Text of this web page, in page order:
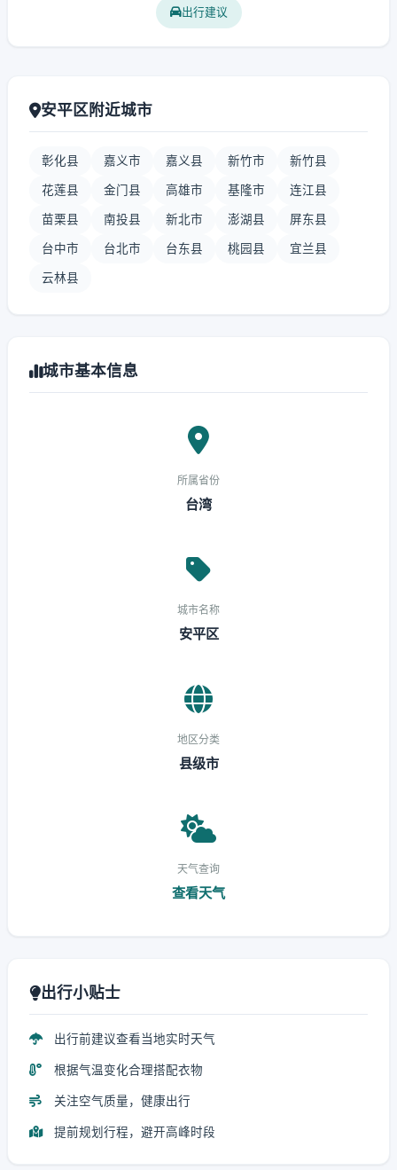
出行建议
安平区附近城市
彰化县 嘉义市 嘉义县 新竹市 新竹县
花莲县 金门县 高雄市 基隆市 连江县
苗栗县 南投县 新北市 澎湖县 屏东县
台中市 台北市 台东县 桃园县 宜兰县
云林县
城市基本信息
所属省份
台湾
城市名称
安平区
地区分类
县级市
天气查询
查看天气
出行小贴士
出行前建议查看当地实时天气
根据气温变化合理搭配衣物
关注空气质量，健康出行
提前规划行程，避开高峰时段